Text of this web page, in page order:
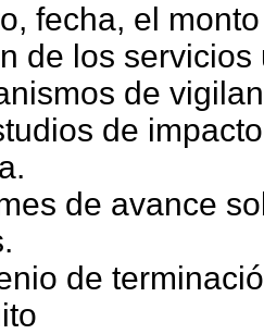
fecha, el
de los servicios
de
de
de avance
de